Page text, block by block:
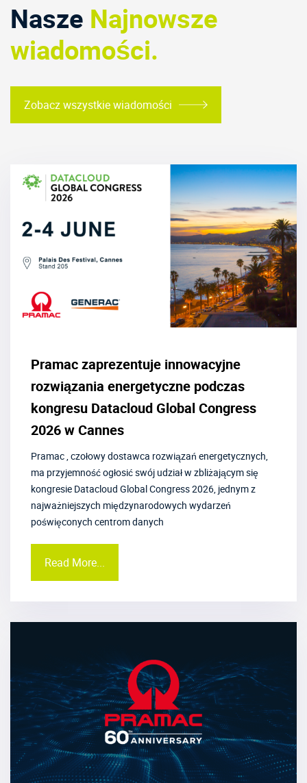
Nasze Najnowsze
wiadomości.
Zobacz wszystkie wiadomości
Pramac zaprezentuje innowacyjne
rozwiązania energetyczne podczas
kongresu Datacloud Global Congress
2026 w Cannes
Pramac , czołowy dostawca rozwiązań energetycznych,
ma przyjemność ogłosić swój udział w zbliżającym się
kongresie Datacloud Global Congress 2026, jednym z
najważniejszych międzynarodowych wydarzeń
poświęconych centrom danych
Read More...